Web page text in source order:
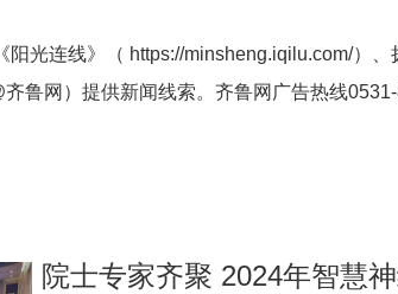
阳光连线》（ https://minsheng.iqilu.com/）、
齐鲁网 ）提供新闻线索。齐鲁网广告热线
院士专家齐聚 2024年智慧